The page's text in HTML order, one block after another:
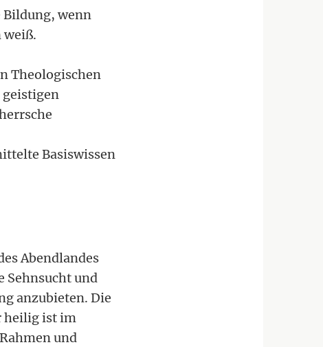
Bildung, wenn
Theologischen
geistigen
Basiswissen
Abendlandes
Sehnsucht und
anzubieten. Die
heilig ist im
und